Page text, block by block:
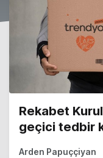
Rekabet
geçici tedbir
Arden Papuççiyan